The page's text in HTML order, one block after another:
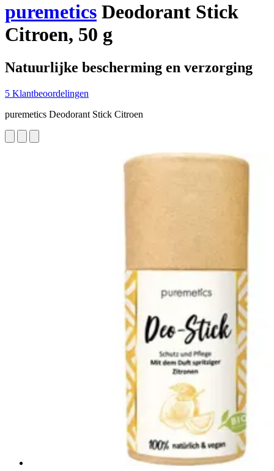
puremetics Deodorant Stick
Citroen, 50 g
Natuurlijke bescherming en verzorging
5 Klantbeoordelingen
puremetics Deodorant Stick Citroen